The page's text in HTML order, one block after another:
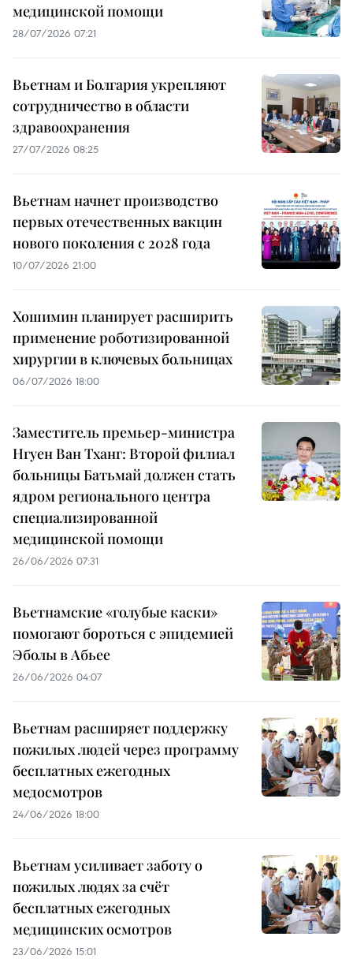
медицинской помощи
28/07/2026 07:21
Вьетнам и Болгария укрепляют
сотрудничество в области
здравоохранения
27/07/2026 08:25
Вьетнам начнет производство
первых отечественных вакцин
нового поколения с 2028 года
10/07/2026 21:00
Хошимин планирует расширить
применение роботизированной
хирургии в ключевых больницах
06/07/2026 18:00
Заместитель премьер-министра
Нгуен Ван Тханг: Второй филиал
больницы Батьмай должен стать
ядром регионального центра
специализированной
медицинской помощи
26/06/2026 07:31
Вьетнамские «голубые каски»
помогают бороться с эпидемией
Эболы в Абьее
26/06/2026 04:07
Вьетнам расширяет поддержку
пожилых людей через программу
бесплатных ежегодных
медосмотров
24/06/2026 18:00
Вьетнам усиливает заботу о
пожилых людях за счёт
бесплатных ежегодных
медицинских осмотров
23/06/2026 15:01